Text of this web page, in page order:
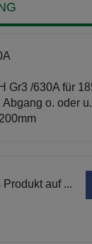
Gr3 /630A für
o. oder
auf ...